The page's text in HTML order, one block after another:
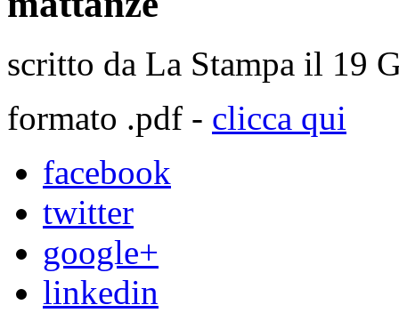
scritto da La Stampa il 19
formato .pdf - clicca qui
facebook
twitter
google+
linkedin